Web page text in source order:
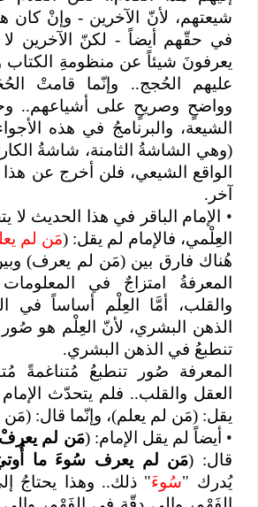
شيعتهم، لأنّ الآخرين - وإنْ كان
في حقّهم أيضاً - لكنّ الآخرين لا
يعرفونَ شيئاً عن منظومةِ الكتاب
عليهم الحُجج.. وإنّما قامتْ
وواضحٍ وصريحٍ على أشياعهم..
الشيعة، والبرنامجُ في هذه
(وهي الشاشةُ الثامنة، شاشةُ
الواقع الشيعي، فلن أخرج عن هذا
آخر.
الإمام الباقر في هذا الحديث لا
العِلْمي، فالإمام لم يقل: ( مَن لم
هُناك فارق بين (مَن لم يعرف)
المعرفةُ امتزاجٌ في
والقلب، أمَّا العِلْم أساساً في
الذهن البشري، لأنّ العِلْم هو
تنطبعُ في الذهن البشري.
المعرفة صُور تنطبعُ مُتناغمةً
العقل والقلب.. فلم يتحدّث
يقل: (مَن لم يعلم)، وإنّما قال:
•أيضاً لم يقل الإمام: ( مَن لم يعرفْ
قال: ( مَن لم يعرف سُوءَ ما أُوتيَ
يُدرك " سُوءَ" ذلك.. وهذا يحتاجُ